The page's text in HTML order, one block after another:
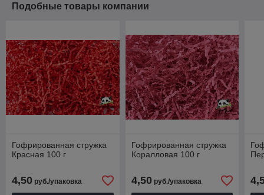
Подобные товары компании
Гофрированная стружка
Красная 100 г
4,50 руб./упаковка
Гофрированная стружка
Коралловая 100 г
4,50руб./упаковка